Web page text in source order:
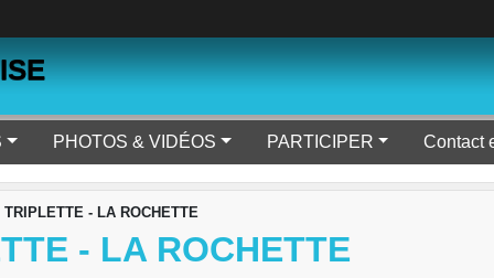
PHOTOS & VIDÉOS PARTICIPER Contact
TRIPLETTE - LA ROCHETTE
- LA ROCHETTE